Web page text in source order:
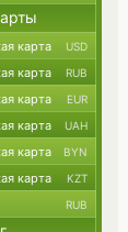
карта USD
карта RUB
карта EUR
карта UAH
карта BYN
карта KZT
RUB